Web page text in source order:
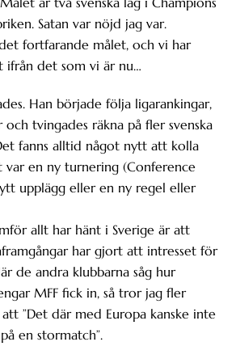
Satan var nöjd jag var.
fortfarande målet, och vi har
ifrån det som vi är nu…
Han började följa ligarankingar,
tvingades räkna på fler svenska
fanns alltid något nytt att kolla
var en ny turnering (Conference
upplägg eller en ny regel eller
allt har hänt i Sverige är att
har gjort att intresset för
de andra klubbarna såg hur
MFF fick in, så tror jag fler
”Det där med Europa kanske inte
en stormatch”.